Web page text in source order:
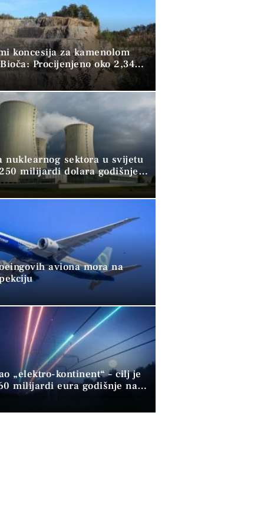
koncesija za kamenolom
Procijenjeno oko 2,34
kamena
nuklearnog sektora u svijetu
milijardi dolara godišnje,
pomoć banaka
aviona mora na
„elektro-kontinent“ – cilj je
milijardi eura godišnje na